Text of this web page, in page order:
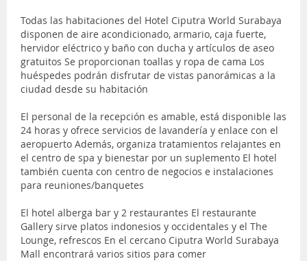
Todas las habitaciones del Hotel Ciputra World Surabaya
disponen de aire acondicionado, armario, caja fuerte,
hervidor eléctrico y baño con ducha y artículos de aseo
gratuitos Se proporcionan toallas y ropa de cama Los
huéspedes podrán disfrutar de vistas panorámicas a la
ciudad desde su habitación
El personal de la recepción es amable, está disponible las
24 horas y ofrece servicios de lavandería y enlace con el
aeropuerto Además, organiza tratamientos relajantes en
el centro de spa y bienestar por un suplemento El hotel
también cuenta con centro de negocios e instalaciones
para reuniones/banquetes
El hotel alberga bar y 2 restaurantes El restaurante
Gallery sirve platos indonesios y occidentales y el The
Lounge, refrescos En el cercano Ciputra World Surabaya
Mall encontrará varios sitios para comer